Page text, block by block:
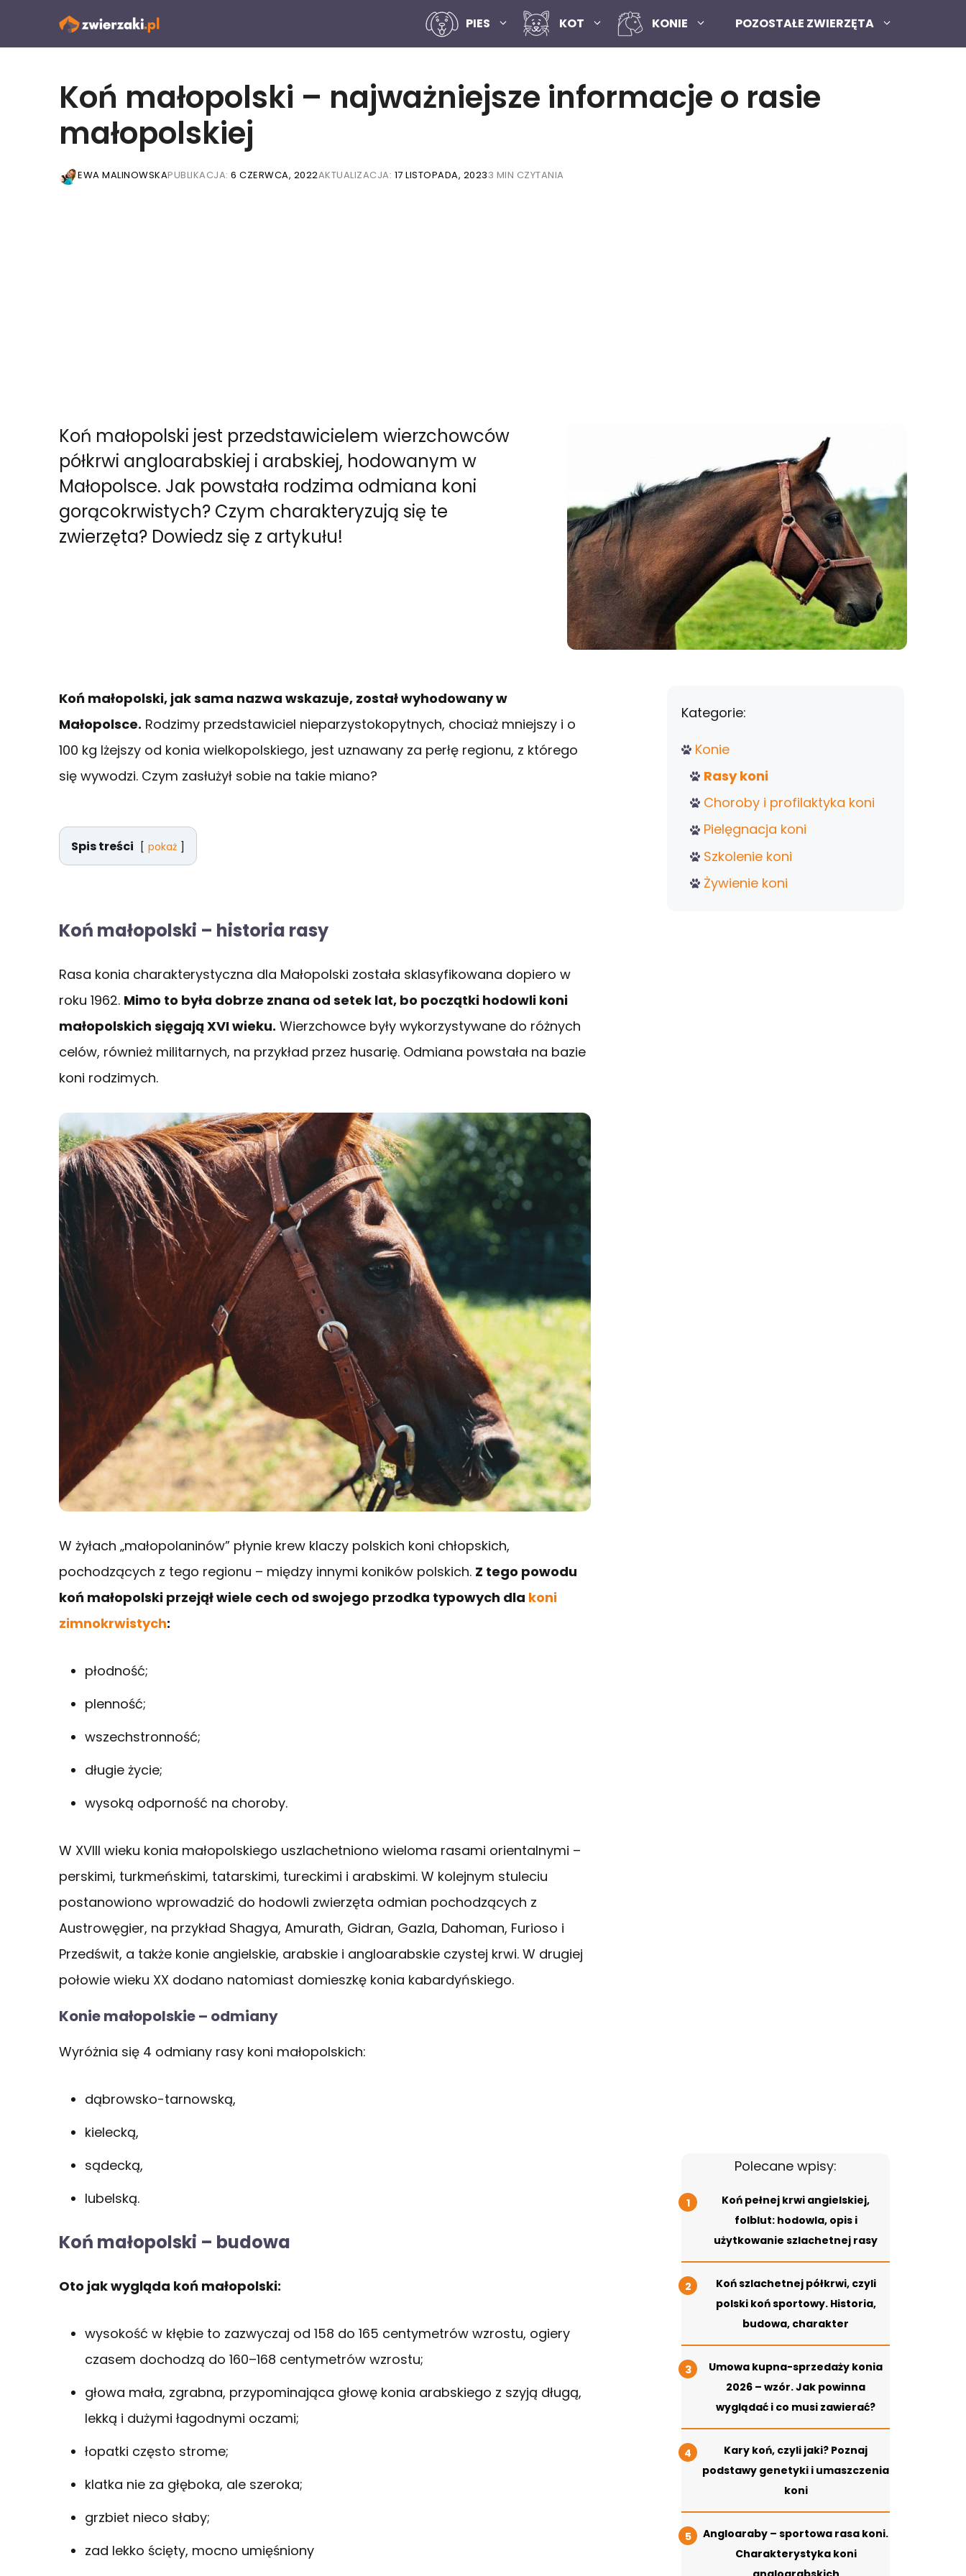
PIES KOT KONIE POZOSTAŁE ZWIERZĘTA
Koń małopolski – najważniejsze informacje o rasie
małopolskiej
EWA MALINOWSKAPUBLIKACJA: 6 CZERWCA, 2022AKTUALIZACJA: 17 LISTOPADA, 20233 MIN CZYTANIA
Koń małopolski jest przedstawicielem wierzchowców
półkrwi angloarabskiej i arabskiej, hodowanym w
Małopolsce. Jak powstała rodzima odmiana koni
gorącokrwistych? Czym charakteryzują się te
zwierzęta? Dowiedz się z artykułu!
Koń małopolski, jak sama nazwa wskazuje, został wyhodowany w
Małopolsce. Rodzimy przedstawiciel nieparzystokopytnych, chociaż mniejszy i o
100 kg lżejszy od konia wielkopolskiego, jest uznawany za perłę regionu, z którego
się wywodzi. Czym zasłużył sobie na takie miano?
Spis treści pokaż
Koń małopolski – historia rasy
Rasa konia charakterystyczna dla Małopolski została sklasyfikowana dopiero w
roku 1962. Mimo to była dobrze znana od setek lat, bo początki hodowli koni
małopolskich sięgają XVI wieku. Wierzchowce były wykorzystywane do różnych
celów, również militarnych, na przykład przez husarię. Odmiana powstała na bazie
koni rodzimych.
W żyłach „małopolaninów” płynie krew klaczy polskich koni chłopskich,
pochodzących z tego regionu – między innymi koników polskich. Z tego powodu
koń małopolski przejął wiele cech od swojego przodka typowych dla koni
zimnokrwistych:
płodność;
plenność;
wszechstronność;
długie życie;
wysoką odporność na choroby.
W XVIII wieku konia małopolskiego uszlachetniono wieloma rasami orientalnymi –
perskimi, turkmeńskimi, tatarskimi, tureckimi i arabskimi. W kolejnym stuleciu
postanowiono wprowadzić do hodowli zwierzęta odmian pochodzących z
Austrowęgier, na przykład Shagya, Amurath, Gidran, Gazla, Dahoman, Furioso i
Przedświt, a także konie angielskie, arabskie i angloarabskie czystej krwi. W drugiej
połowie wieku XX dodano natomiast domieszkę konia kabardyńskiego.
Konie małopolskie – odmiany
Wyróżnia się 4 odmiany rasy koni małopolskich:
dąbrowsko-tarnowską,
kielecką,
sądecką,
lubelską.
Koń małopolski – budowa
Oto jak wygląda koń małopolski:
wysokość w kłębie to zazwyczaj od 158 do 165 centymetrów wzrostu, ogiery
czasem dochodzą do 160–168 centymetrów wzrostu;
głowa mała, zgrabna, przypominająca głowę konia arabskiego z szyją długą,
lekką i dużymi łagodnymi oczami;
łopatki często strome;
klatka nie za głęboka, ale szeroka;
grzbiet nieco słaby;
zad lekko ścięty, mocno umięśniony
Kategorie:
Konie
Rasy koni
Choroby i profilaktyka koni
Pielęgnacja koni
Szkolenie koni
Żywienie koni
Polecane wpisy:
Koń pełnej krwi angielskiej,
folblut: hodowla, opis i
użytkowanie szlachetnej rasy
Koń szlachetnej półkrwi, czyli
polski koń sportowy. Historia,
budowa, charakter
Umowa kupna-sprzedaży konia
2026 – wzór. Jak powinna
wyglądać i co musi zawierać?
Kary koń, czyli jaki? Poznaj
podstawy genetyki i umaszczenia
koni
Angloaraby – sportowa rasa koni.
Charakterystyka koni